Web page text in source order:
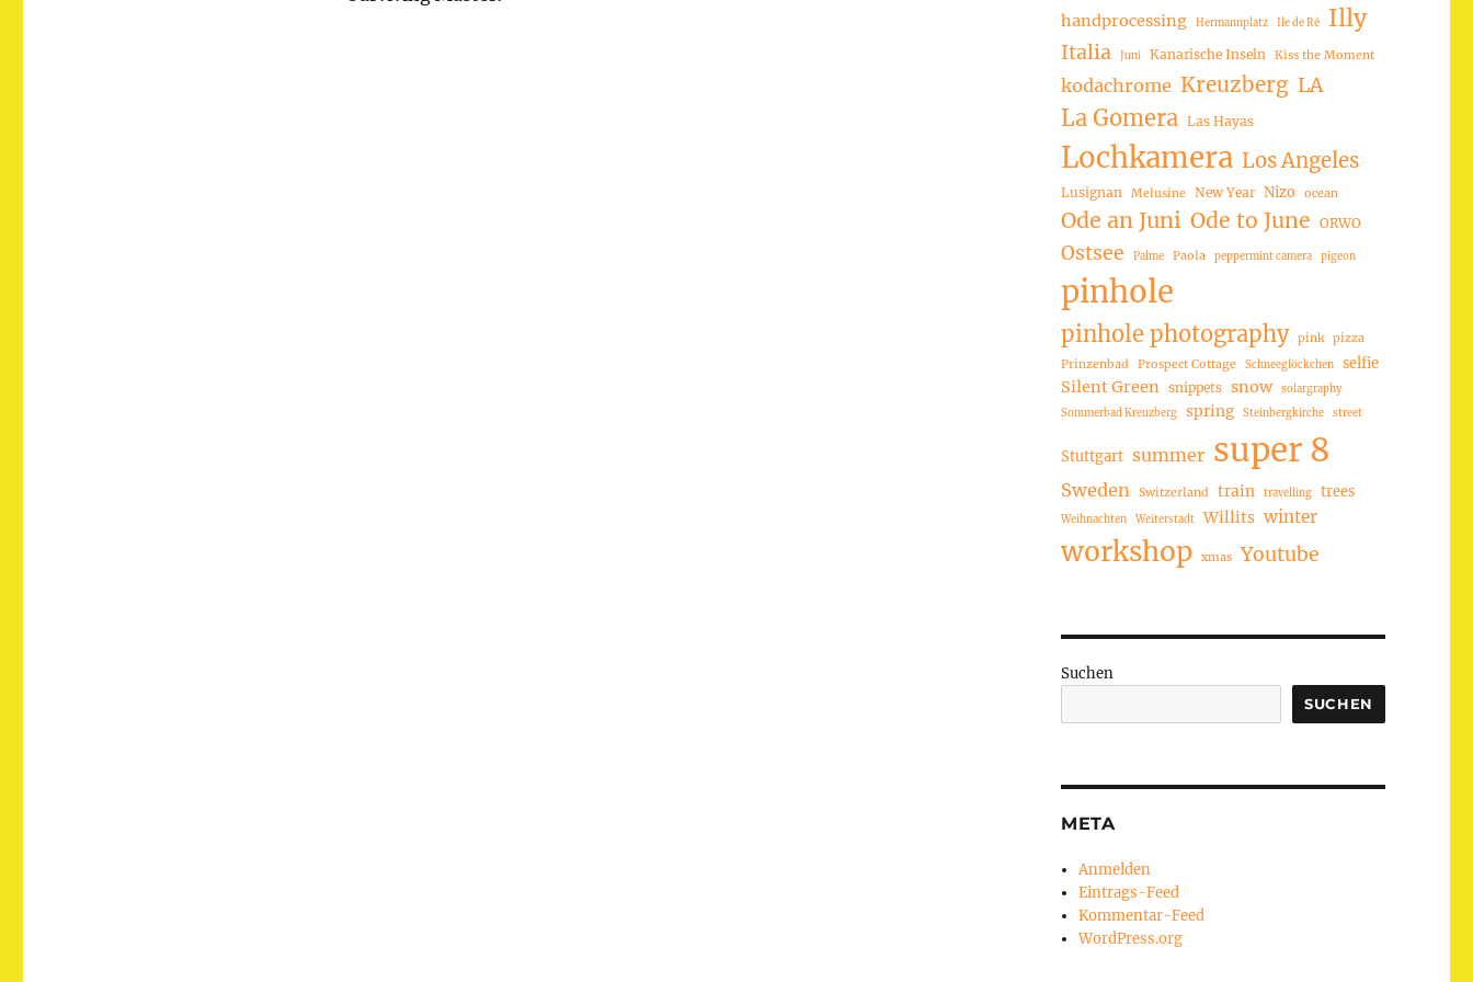
handprocessing Hermannplatz Ile de Ré Illy
Italia Juni Kanarische Inseln Kiss the Moment
kodachrome Kreuzberg LA
La Gomera Las Hayas
Lochkamera Los Angeles
Lusignan Melusine New Year Nizo ocean
Ode an Juni Ode to June ORWO
Ostsee Palme Paola peppermint camera pigeon
pinhole
pinhole photography pink pizza
Prinzenbad
Prospect Cottage Schneeglöckchen selfie
Silent Green snippets snow
solargraphy
Sommerbad Kreuzberg
spring Steinbergkirche street
Stuttgart summer super 8
Sweden Switzerland train travelling trees
Weihnachten Weiterstadt Willits winter
workshop xmas Youtube
Suchen
SUCHEN
META
Anmelden
Eintrags-Feed
Kommentar-Feed
WordPress.org